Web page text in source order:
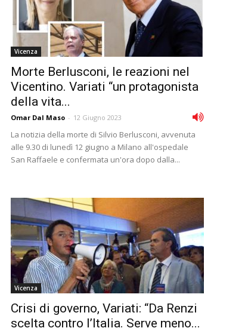
Vicenza
Morte Berlusconi, le reazioni nel
Vicentino. Variati “un protagonista
della vita...
Omar Dal Maso - 12 Giugno 2023
La notizia della morte di Silvio Berlusconi, avvenuta
alle 9.30 di lunedì 12 giugno a Milano all'ospedale
San Raffaele e confermata un'ora dopo dalla...
Vicenza
Crisi di governo, Variati: “Da Renzi
scelta contro l’Italia. Serve meno...